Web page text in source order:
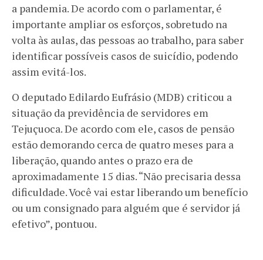
a pandemia. De acordo com o parlamentar, é
importante ampliar os esforços, sobretudo na
volta às aulas, das pessoas ao trabalho, para saber
identificar possíveis casos de suicídio, podendo
assim evitá-los.
O deputado Edilardo Eufrásio (MDB) criticou a
situação da previdência de servidores em
Tejuçuoca. De acordo com ele, casos de pensão
estão demorando cerca de quatro meses para a
liberação, quando antes o prazo era de
aproximadamente 15 dias. “Não precisaria dessa
dificuldade. Você vai estar liberando um benefício
ou um consignado para alguém que é servidor já
efetivo”, pontuou.